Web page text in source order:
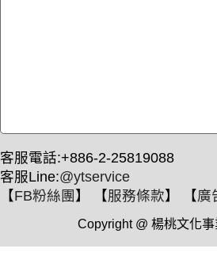
客服電話:+886-2-25819088
客服Line:@ytservice
【FB粉絲團 】 【服務條款】 【廣
Copyright @ 楊桃文化事